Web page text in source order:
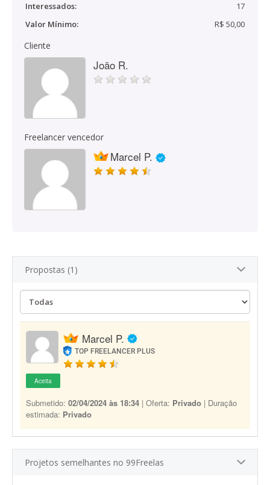
Interessados:
17
Valor Mínimo:
R$ 50,00
Cliente
João R.
Freelancer vencedor
Marcel P.
Propostas (1)
Marcel P.
TOP FREELANCER PLUS
Aceita
Submetido: 02/04/2024 às 18:34 | Oferta: Privado | Duração
estimada: Privado
Projetos semelhantes no 99Freelas